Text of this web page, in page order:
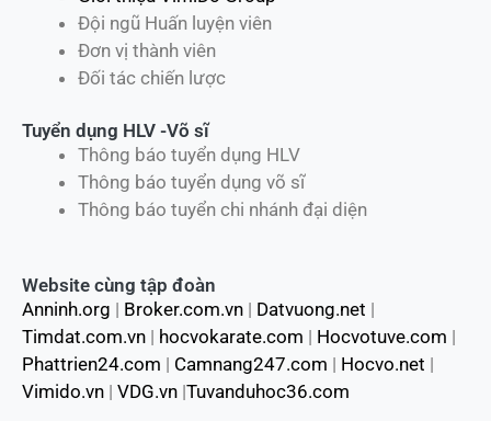
Đội ngũ Huấn luyện viên
Đơn vị thành viên
Đối tác chiến lược
Tuyển dụng HLV -Võ sĩ
Thông báo tuyển dụng HLV
Thông báo tuyển dụng võ sĩ
Thông báo tuyển chi nhánh đại diện
Website cùng tập đoàn
Anninh.org | Broker.com.vn | Datvuong.net |
Timdat.com.vn | hocvokarate.com | Hocvotuve.com |
Phattrien24.com | Camnang247.com | Hocvo.net |
Vimido.vn | VDG.vn |Tuvanduhoc36.com